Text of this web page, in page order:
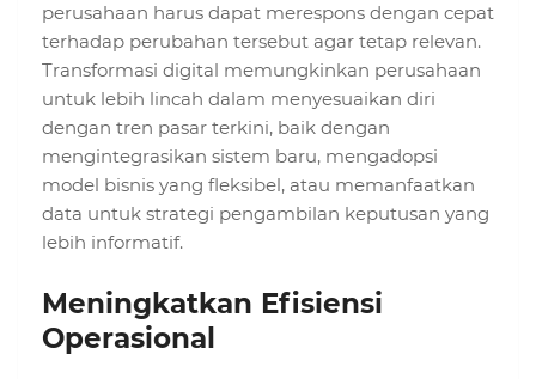
perusahaan harus dapat merespons dengan cepat
terhadap perubahan tersebut agar tetap relevan.
Transformasi digital memungkinkan perusahaan
untuk lebih lincah dalam menyesuaikan diri
dengan tren pasar terkini, baik dengan
mengintegrasikan sistem baru, mengadopsi
model bisnis yang fleksibel, atau memanfaatkan
data untuk strategi pengambilan keputusan yang
lebih informatif.
Meningkatkan Efisiensi
Operasional